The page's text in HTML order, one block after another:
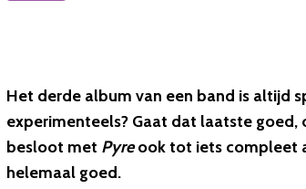
Het derde album van een band is altijd
experimenteels? Gaat dat laatste
besloot met Pyreook tot iets compleet
helemaal goed.